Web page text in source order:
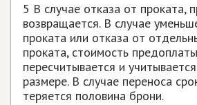
5 В случае отказа от проката,
возвращается. В случае
проката или отказа от
проката, стоимость предоплаты
пересчитывается и
размере. В случае переноса
теряется половина брони.